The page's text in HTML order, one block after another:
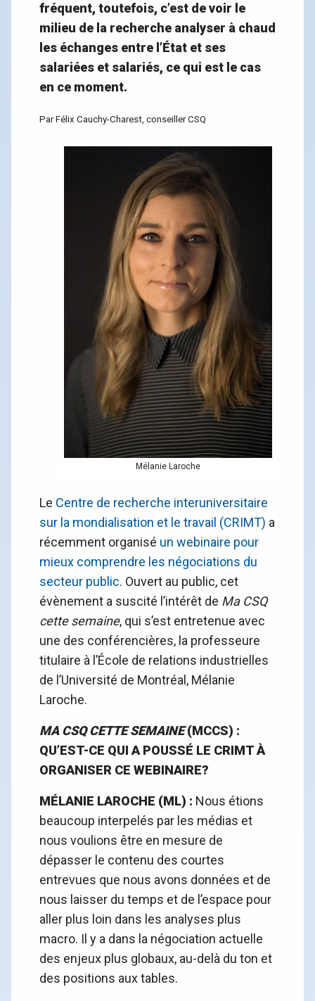
fréquent, toutefois, c’est de voir le
milieu de la recherche analyser à chaud
les échanges entre l’État et ses
salariées et salariés, ce qui est le cas
en ce moment.
Par Félix Cauchy-Charest, conseiller CSQ
Mélanie Laroche
Le Centre de recherche interuniversitaire
sur la mondialisation et le travail (CRIMT) a
récemment organisé un webinaire pour
mieux comprendre les négociations du
secteur public. Ouvert au public, cet
évènement a suscité l’intérêt de Ma CSQ
cette semaine, qui s’est entretenue avec
une des conférencières, la professeure
titulaire à l’École de relations industrielles
de l’Université de Montréal, Mélanie
Laroche.
MA CSQ CETTE SEMAINE(MCCS) :
QU’EST-CE QUI A POUSSÉ LE CRIMT À
ORGANISER CE WEBINAIRE?
MÉLANIE LAROCHE (ML) : Nous étions
beaucoup interpelés par les médias et
nous voulions être en mesure de
dépasser le contenu des courtes
entrevues que nous avons données et de
nous laisser du temps et de l’espace pour
aller plus loin dans les analyses plus
macro. Il y a dans la négociation actuelle
des enjeux plus globaux, au-delà du ton et
des positions aux tables.